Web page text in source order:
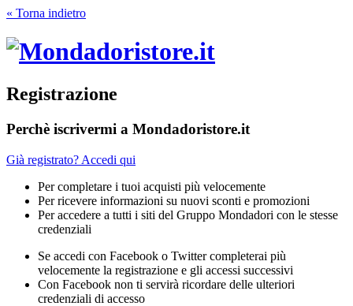
« Torna indietro
Registrazione
Perchè iscrivermi a Mondadoristore.it
Già registrato? Accedi qui
Per completare i tuoi acquisti più velocemente
Per ricevere informazioni su nuovi sconti e promozioni
Per accedere a tutti i siti del Gruppo Mondadori con le stesse
credenziali
Se accedi con Facebook o Twitter completerai più
velocemente la registrazione e gli accessi successivi
Con Facebook non ti servirà ricordare delle ulteriori
credenziali di accesso